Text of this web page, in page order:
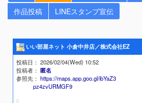
作品投稿
LINEスタンプ宣伝
いい部屋ネット 小倉中井店／株式会社EZ
投稿日 ： 2026/02/04(Wed) 10:52
投稿者 ：匿名
参照先 ：https://maps.app.goo.gl/ibYaZ3
pz4zvURMGF9